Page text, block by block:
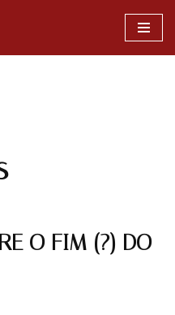
O FIM (?) DO